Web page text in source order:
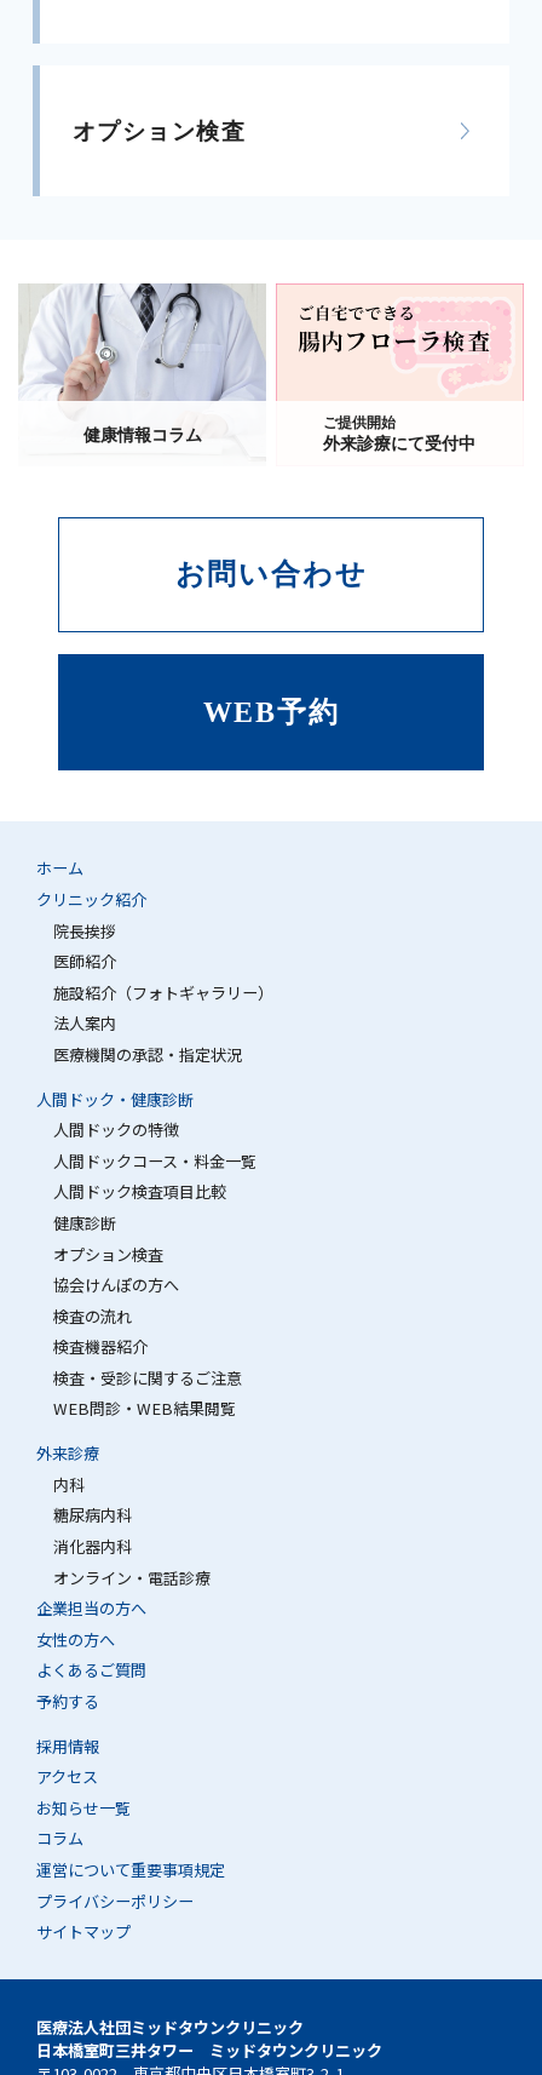
オプション検査
健康情報コラム
ご提供開始
外来診療にて受付中
お問い合わせ
WEB予約
ホーム
クリニック紹介
院長挨拶
医師紹介
施設紹介（フォトギャラリー）
法人案内
医療機関の承認・指定状況
人間ドック・健康診断
人間ドックの特徴
人間ドックコース・料金一覧
人間ドック検査項目比較
健康診断
オプション検査
協会けんぽの方へ
検査の流れ
検査機器紹介
検査・受診に関するご注意
WEB問診・WEB結果閲覧
外来診療
内科
糖尿病内科
消化器内科
オンライン・電話診療
企業担当の方へ
女性の方へ
よくあるご質問
予約する
採用情報
アクセス
お知らせ一覧
コラム
運営について重要事項規定
プライバシーポリシー
サイトマップ
医療法人社団ミッドタウンクリニック
日本橋室町三井タワー ミッドタウンクリニック